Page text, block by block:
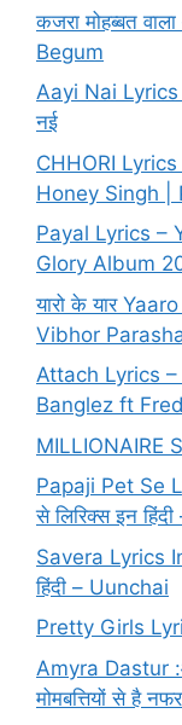
कजरा मोहब्बत
Begum
Aayi Nai
नई
CHHORI
Honey Singh |
Payal Lyrics –
Glory Album
यारो के यार
Vibhor
Attach Lyrics
Banglez ft
MILLIONAIRE
Papaji Pet Se
से लिरिक्स इन
Savera Lyrics
हिंदी – Uunchai
Pretty Girls
Amyra Dastur
मोमबत्तियों से है